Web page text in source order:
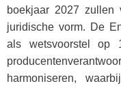
boekjaar 2027 zullen
juridische vorm. De
als wetsvoorstel op
harmoniseren,